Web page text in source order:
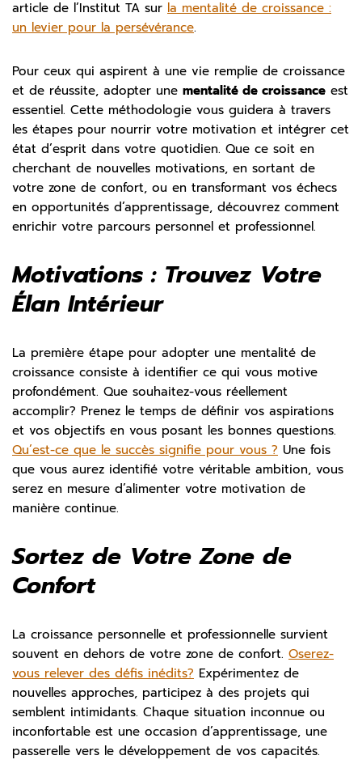
article de l’Institut TA sur la mentalité de croissance :
un levier pour la persévérance.
Pour ceux qui aspirent à une vie remplie de croissance
et de réussite, adopter une mentalité de croissance est
essentiel. Cette méthodologie vous guidera à travers
les étapes pour nourrir votre motivation et intégrer cet
état d’esprit dans votre quotidien. Que ce soit en
cherchant de nouvelles motivations, en sortant de
votre zone de confort, ou en transformant vos échecs
en opportunités d’apprentissage, découvrez comment
enrichir votre parcours personnel et professionnel.
Motivations : Trouvez Votre
Élan Intérieur
La première étape pour adopter une mentalité de
croissance consiste à identifier ce qui vous motive
profondément. Que souhaitez-vous réellement
accomplir? Prenez le temps de définir vos aspirations
et vos objectifs en vous posant les bonnes questions.
Qu’est-ce que le succès signifie pour vous ? Une fois
que vous aurez identifié votre véritable ambition, vous
serez en mesure d’alimenter votre motivation de
manière continue.
Sortez de Votre Zone de
Confort
La croissance personnelle et professionnelle survient
souvent en dehors de votre zone de confort. Oserez-
vous relever des défis inédits? Expérimentez de
nouvelles approches, participez à des projets qui
semblent intimidants. Chaque situation inconnue ou
inconfortable est une occasion d’apprentissage, une
passerelle vers le développement de vos capacités.